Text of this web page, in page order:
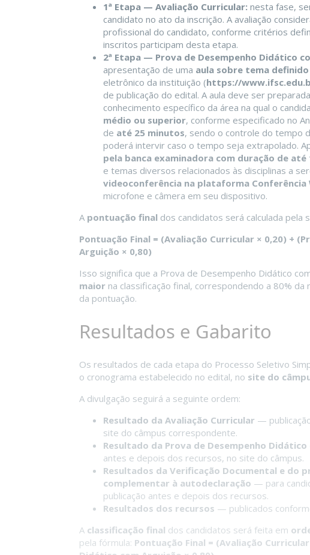
1ª Etapa — Avaliação Curricular: nesta fase,
candidato no ato da inscrição. A avaliação
profissional do candidato, conforme critérios
inscritos participam desta etapa.
2ª Etapa — Prova de Desempenho Didático
apresentação de uma aula sobre tema definido
eletrônico da instituição (https://
de publicação do edital. A aula deve ser
conhecimento específico da área na qual o
médio ou superior, conforme especificado no
de até 25 minutos, sendo o controle do tempo
poderá intervir caso o tempo seja extrapolado.
pela banca examinadora com duração de até
e temas diversos relacionados às disciplinas a
videoconferência na plataforma Conferência
microfone e câmera em seu dispositivo.
A pontuação final dos candidatos será calculada pela
Pontuação Final = (Avaliação Curricular × 0,20) +
Arguição × 0,80)
Isso significa que a Prova de Desempenho Didático
maior na classificação final, correspondendo a 80%
da pontuação.
Resultados e Gabarito
Os resultados de cada etapa do Processo Seletivo
o cronograma estabelecido no edital, no site do
A divulgação seguirá a seguinte ordem:
Resultado da Avaliação Curricular —
site do câmpus correspondente.
Resultado da Prova de Desempenho
antes e depois dos recursos, no site do câmpus.
Resultados da Verificação Documental e do
complementar à autodeclaração — para
publicação antes e depois dos recursos.
Resultados dos recursos — publicados
A classificação final dos candidatos será feita em
pela fórmula: Pontuação Final = (Avaliação